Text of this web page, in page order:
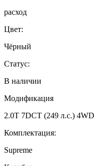
расход
Цвет:
Чёрный
Статус:
В наличии
Модификация
2.0T 7DCT (249 л.с.) 4WD
Комплектация:
Supreme